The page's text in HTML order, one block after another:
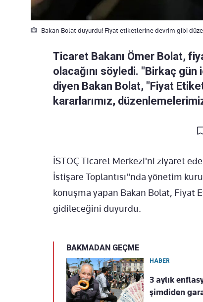
Bakan Bolat duyurdu! Fiyat etiketlerine devrim gibi
Ticaret Bakanı Ömer Bolat,
olacağını söyledi. "Birkaç
diyen Bakan Bolat, "Fiyat
kararlarımız,
İSTOÇ Ticaret Merkezi'ni ziyaret
İstişare Toplantısı"nda yönetim
konuşma yapan Bakan Bolat,
gidileceğini duyurdu.
BAKMADAN GEÇME
HABER
3 aylık
şimdiden